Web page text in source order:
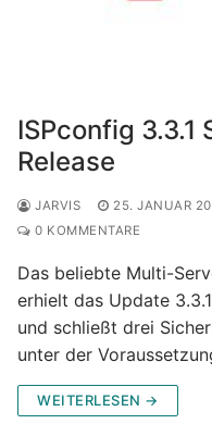
ISPconfig
Release
JARVIS 25. JANUAR
0 KOMMENTARE
Das beliebte Multi-
erhielt das Update
und schließt drei
unter der
WEITERLESEN →